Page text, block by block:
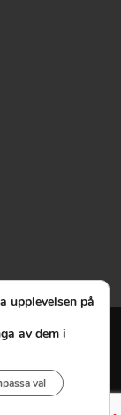
och
upplevelsen på
av dem i
val